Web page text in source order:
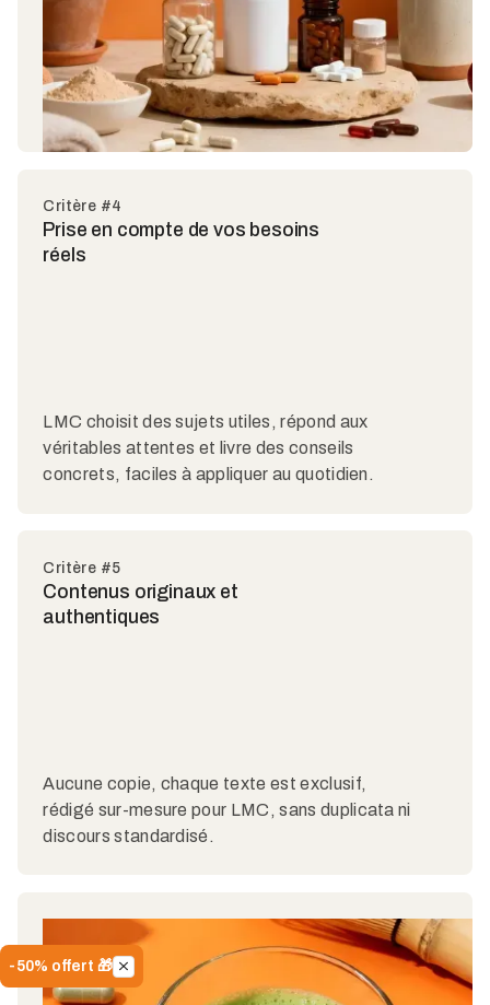
-50% offert 🎁
Critère #4
Prise en compte de vos besoins
réels
LMC choisit des sujets utiles, répond aux
véritables attentes et livre des conseils
concrets, faciles à appliquer au quotidien.
Critère #5
Contenus originaux et
authentiques
Aucune copie, chaque texte est exclusif,
rédigé sur-mesure pour LMC, sans duplicata ni
discours standardisé.